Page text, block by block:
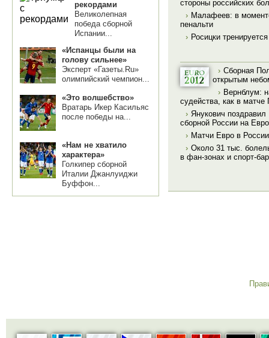
рекордами
Великолепная
победа сборной
Испании...
«Испанцы были на
голову сильнее»
Эксперт «Газеты.Ru»
олимпийский чемпион...
«Это волшебство»
Вратарь Икер Касильяс
после победы на...
«Нам не хватило
характера»
Голкипер сборной
Италии Джанлуиджи
Буффон...
стороны российских
› Малафеев: в
пенальти
› Росицки
› Сборная
открытым
› Вернблум:
судейства, как в
› Янукович
сборной России на Евро
› Матчи Евро в
› Около 31 тыс.
в фан-зонах и спорт-